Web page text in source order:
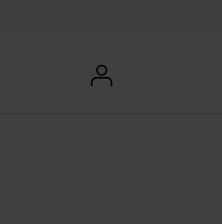
User
User menu